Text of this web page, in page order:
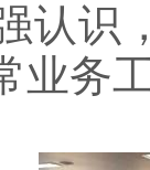
认识
业务